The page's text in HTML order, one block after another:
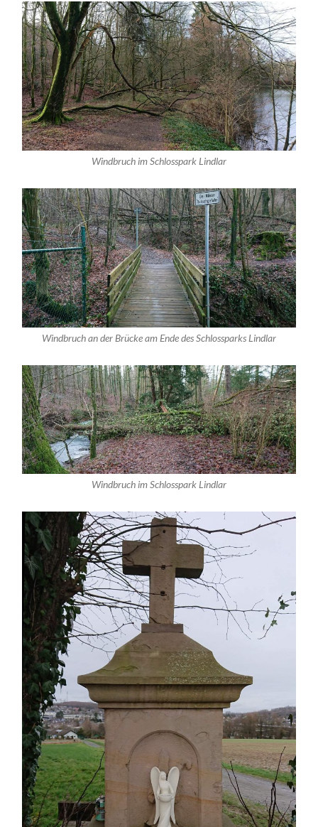
Windbruch im Schlosspark Lindlar
Windbruch an der Brücke am Ende des Schlossparks Lindlar
Windbruch im Schlosspark Lindlar